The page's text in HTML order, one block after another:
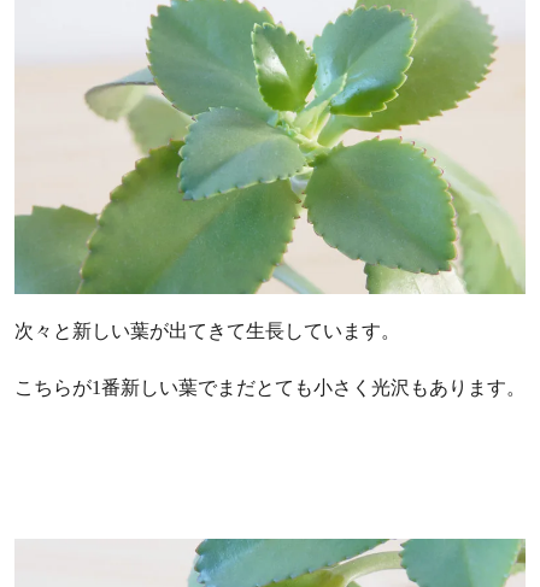
次々と新しい葉が出てきて生長しています。
こちらが1番新しい葉でまだとても小さく光沢もあります。